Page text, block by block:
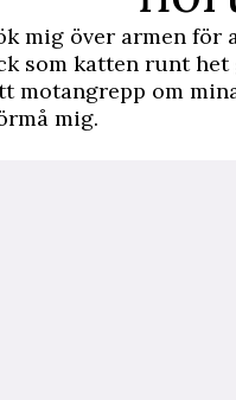
mig över armen för
som katten runt
motangrepp om
mig.